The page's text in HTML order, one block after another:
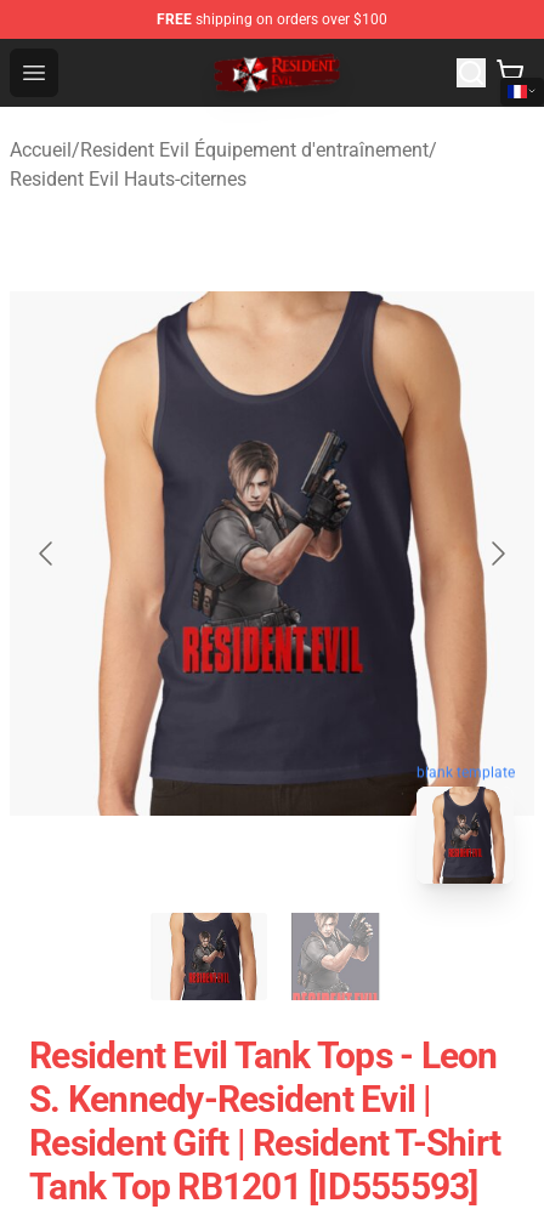
FREE shipping on orders over $100
Open menu
Resident Evil Shop - Official Resident Evil Merchandise
Accueil/Resident Evil Équipement d'entraînement/
Resident Evil Hauts-citernes
blank template
Resident Evil Tank Tops - Leon
S. Kennedy-Resident Evil |
Resident Gift | Resident T-Shirt
Tank Top RB1201 [ID555593]